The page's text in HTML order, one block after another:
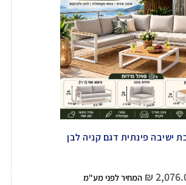
ישיבה פינתית דגם קניה לבן
₪ המחיר לפני מע"מ